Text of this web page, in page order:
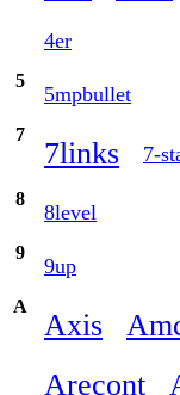
4er
5
5mpbullet
7
7links 7-
8
8level
9
9up
A
Axis
Arecont